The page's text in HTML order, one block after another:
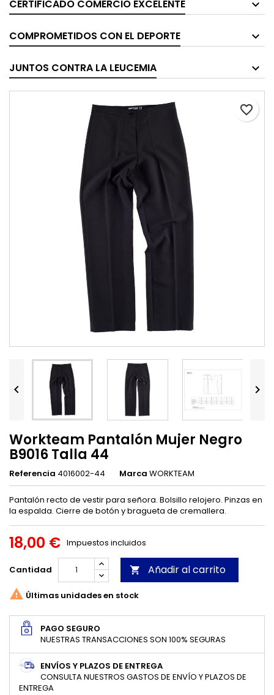
CERTIFICADO COMERCIO EXCELENTE
COMPROMETIDOS CON EL DEPORTE
JUNTOS CONTRA LA LEUCEMIA
favorite_border
 
Workteam Pantalón Mujer Negro
B9016 Talla 44
Referencia 4016002-44 Marca WORKTEAM
Pantalón recto de vestir para señora. Bolsillo relojero. Pinzas en
la espalda. Cierre de botón y bragueta de cremallera.
18,00 € Impuestos incluidos
Cantidad  Añadir al carrito
 Últimas unidades en stock
PAGO SEGURO
NUESTRAS TRANSACCIONES SON 100% SEGURAS
ENVÍOS Y PLAZOS DE ENTREGA
CONSULTA NUESTROS GASTOS DE ENVÍO Y PLAZOS DE
ENTREGA